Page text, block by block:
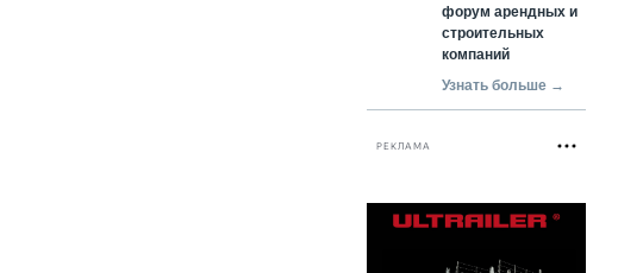
форум арендных и
строительных
компаний
Узнать больше →
РЕКЛАМА